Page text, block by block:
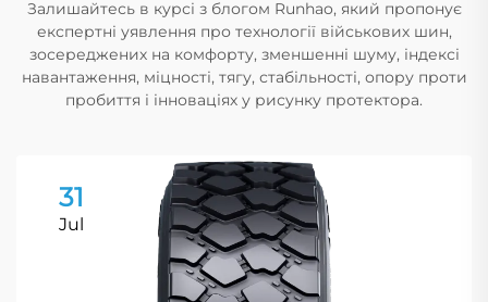
Залишайтесь в курсі з блогом Runhao, який пропонує
експертні уявлення про технології військових шин,
зосереджених на комфорту, зменшенні шуму, індексі
навантаження, міцності, тягу, стабільності, опору проти
пробиття і інноваціях у рисунку протектора.
31
Jul